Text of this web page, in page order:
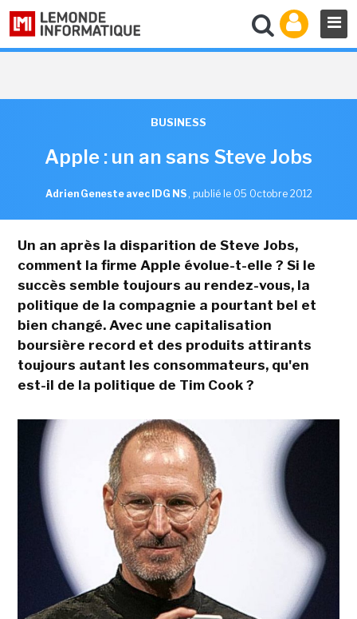
BUSINESS
Apple : un an sans Steve Jobs
Adrien Geneste avec IDG NS , publié le 05 Octobre 2012
Un an après la disparition de Steve Jobs,
comment la firme Apple évolue-t-elle ? Si le
succès semble toujours au rendez-vous, la
politique de la compagnie a pourtant bel et
bien changé. Avec une capitalisation
boursière record et des produits attirants
toujours autant les consommateurs, qu'en
est-il de la politique de Tim Cook ?